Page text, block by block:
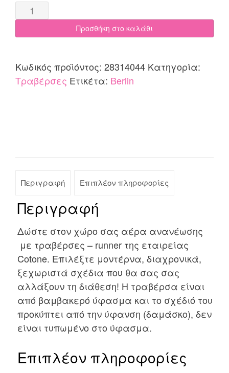
Τραβέρσα
140x44
Cotone
quantity
Προσθήκη στο καλάθι
Κωδικός προϊόντος: 28314044 Κατηγορία:
Τραβέρσες Ετικέτα: Berlin
Περιγραφή Επιπλέον πληροφορίες
Περιγραφή
Δώστε στον χώρο σας αέρα ανανέωσης
με τραβέρσες – runner της εταιρείας
Cotone. Επιλέξτε μοντέρνα, διαχρονικά,
ξεχωριστά σχέδια που θα σας σας
αλλάξουν τη διάθεση! Η τραβέρσα είναι
από βαμβακερό ύφασμα και το σχέδιό του
προκύπτει από την ύφανση (δαμάσκο), δεν
είναι τυπωμένο στο ύφασμα.
Επιπλέον πληροφορίες